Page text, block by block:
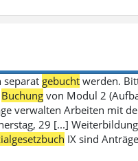
separat gebucht werden.
Buchung von Modul 2
verwalten Arbeiten mit
29 [...]
IX sind